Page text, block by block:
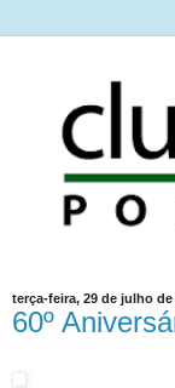
terça-feira, 29 de julho de
60º